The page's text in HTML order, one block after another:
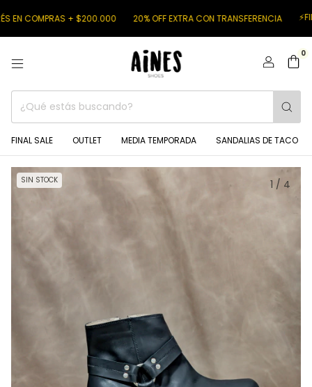
+ $200.000 20% OFF EXTRA CON TRANSFERENCIA ⚡FINAL SALE
0
FINAL SALE OUTLET MEDIA TEMPORADA SANDALIAS DE TACO
SIN STOCK 1 / 4